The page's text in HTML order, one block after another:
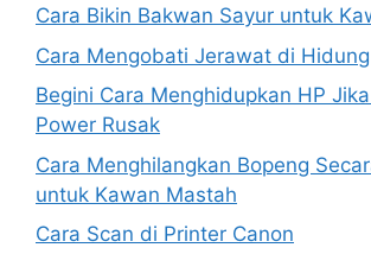
Cara Bikin Bakwan Sayur untuk
Cara Mengobati Jerawat di Hidung
Begini Cara Menghidupkan HP
Power Rusak
Cara Menghilangkan Bopeng
untuk Kawan Mastah
Cara Scan di Printer Canon